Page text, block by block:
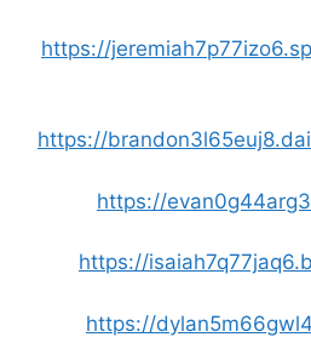
https://
https://
https://
https://
https://